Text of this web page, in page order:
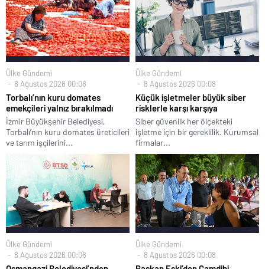
Ülke Gündemi
8 Ağustos 2026 00:08
Torbalı’nın kuru domates
emekçileri yalnız bırakılmadı
İzmir Büyükşehir Belediyesi,
Torbalı’nın kuru domates üreticileri
ve tarım işçilerini...
Ülke Gündemi
8 Ağustos 2026 00:08
Küçük işletmeler büyük siber
risklerle karşı karşıya
Siber güvenlik her ölçekteki
işletme için bir gereklilik. Kurumsal
firmalar...
Ülke Gündemi
8 Ağustos 2026 00:08
Ülke Gündemi
8 Ağustos 2026 00:08